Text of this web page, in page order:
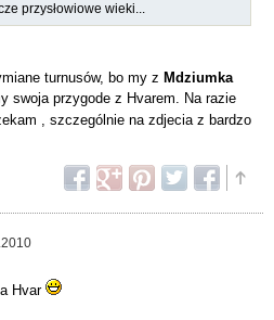
przysłowiowe wieki...
turnusów, bo my z Mdziumka
swoja przygode z Hvarem. Na razie
, szczególnie na zdjecia z bardzo
Hvar